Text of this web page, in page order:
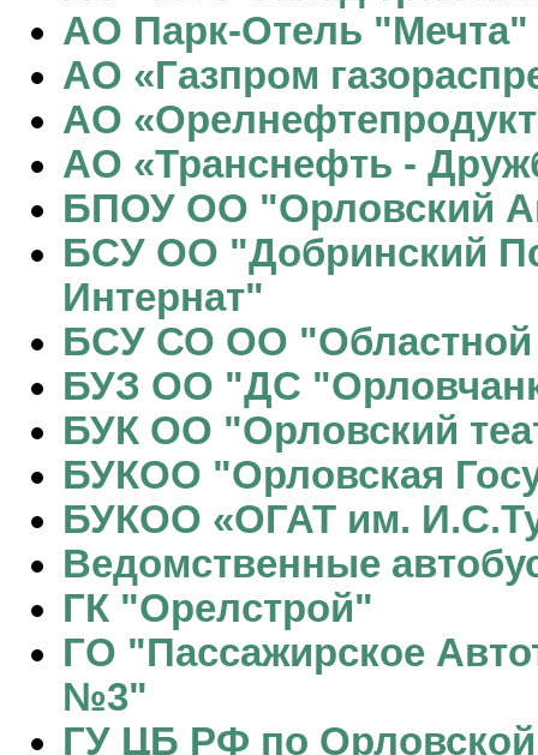
АО Парк-Отель "Мечта"
АО «Газпром
АО
АО «Транснефть -
БПОУ ОО "Орловский
БСУ ОО "Добринский
Интернат"
БСУ СО ОО "Областной
БУЗ ОО "ДС
БУК ОО "Орловский
БУКОО "Орловская
БУКОО «ОГАТ им.
Ведомственные
ГК "Орелстрой"
ГО "Пассажирское
№3"
ГУ ЦБ РФ по Орловской